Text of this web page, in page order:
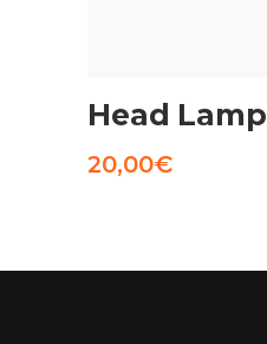
Head Lamp
20,00€